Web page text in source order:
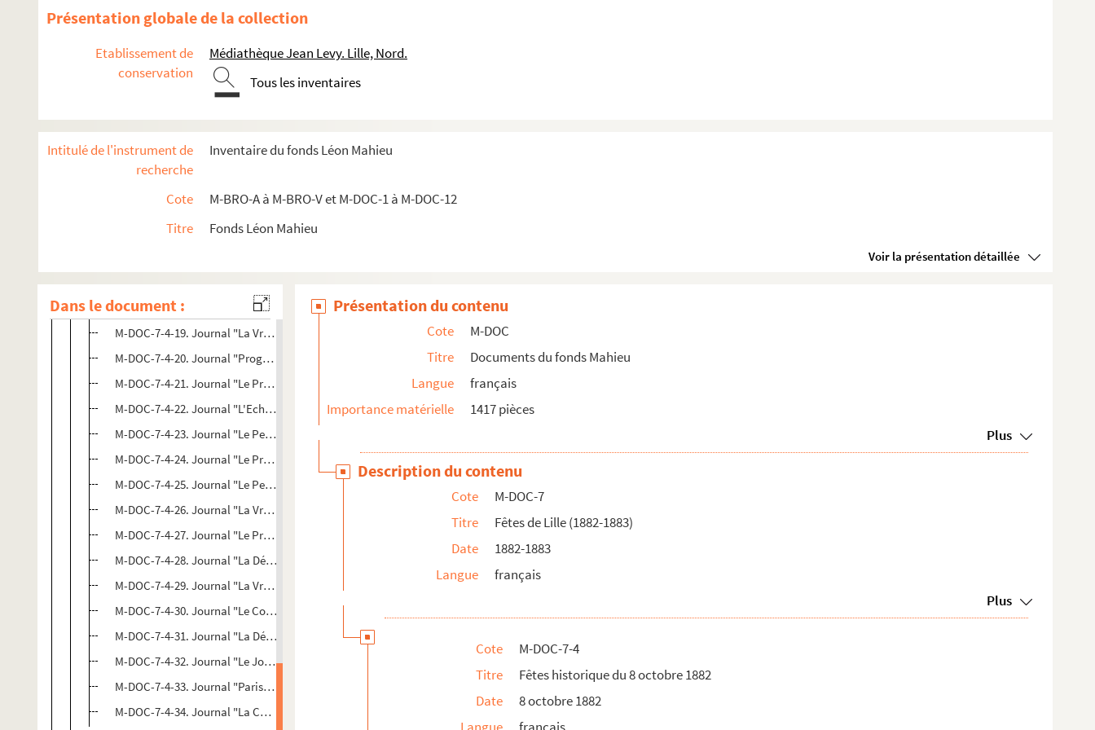
Présentation globale de la collection
Etablissement de
conservation
Médiathèque Jean Levy. Lille, Nord.
Tous les inventaires
Intitulé de l'instrument de
recherche
Inventaire du fonds Léon Mahieu
Cote
M-BRO-A à M-BRO-V et M-DOC-1 à M-DOC-12
Titre
Fonds Léon Mahieu
Voir la présentation détaillée
Dans le document :
M-DOC-7-4-7. Invitation personnelle (grand concert) fête historique du 8 octobre 1882
M-DOC-7-4-8. Carton de bienfaisance fête historique du 8 octobre 1882
M-DOC-7-4-9. Pontsevrez, chanson de France (Lille assiégée 1792)
M-DOC-7-4-11. "L'Echo du Nord" du 8 octobre 1882
M-DOC-7-4-12. Programme officiel du dimanche 8 octobre 1882
M-DOC-7-4-14. Journal "Mémorial de Lille"
M-DOC-7-4-15. Journal "Mémorial de Lille"
M-DOC-7-4-17. Journal "Le Courrier populaire"
M-DOC-7-4-18. Journal "Le Propagateur
M-DOC-7-4-19. Journal "La Vraie France"
M-DOC-7-4-20. Journal "Progrès du Nord"
M-DOC-7-4-21. Journal "Le Propagateur"
M-DOC-7-4-22. Journal "L'Echo du Nord"
M-DOC-7-4-23. Journal "Le Petit Nord"
M-DOC-7-4-24. Journal "Le Progrès du Nord"
M-DOC-7-4-25. Journal "Le Petit Nord"
M-DOC-7-4-26. Journal "La Vraie France"
M-DOC-7-4-27. Journal "Le Progrès du Nord"
M-DOC-7-4-28. Journal "La Dépêche"
M-DOC-7-4-29. Journal "La Vraie France"
M-DOC-7-4-30. Journal "Le Courrier populaire"
M-DOC-7-4-31. Journal "La Dépêche"
M-DOC-7-4-32. Journal "Le Journal d'Hazebrouck"
M-DOC-7-4-33. Journal "Paris-Nord"
M-DOC-7-4-34. Journal "La Chronique"
Présentation du contenu
Cote
M-DOC
Titre
Documents du fonds Mahieu
Langue
français
Importance matérielle
1417 pièces
Plus
Description du contenu
Cote
M-DOC-7
Titre
Fêtes de Lille (1882-1883)
Date
1882-1883
Langue
français
Plus
Cote
M-DOC-7-4
Titre
Fêtes historique du 8 octobre 1882
Date
8 octobre 1882